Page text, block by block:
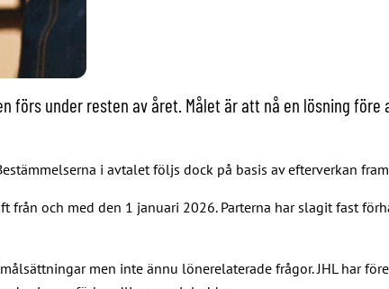
under resten av året. Målet är att nå en lösning
i avtalet följs dock på basis av efterverkan
från och med den 1 januari 2026. Parterna har slagit fast
men inte ännu lönerelaterade frågor. JHL har